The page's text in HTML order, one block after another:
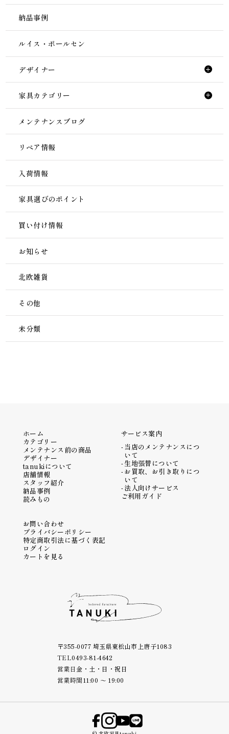
納品事例
ルイス・ポールセン
デザイナー
家具カテゴリー
メンテナンスブログ
リペア情報
入荷情報
家具選びのポイント
買い付け情報
お知らせ
北欧雑貨
その他
未分類
ホーム
カテゴリー
メンテナンス前の商品
デザイナー
tanukiについて
店舗情報
スタッフ紹介
納品事例
読みもの
サービス案内
当店のメンテナンスにつ
いて
生地張替について
お買取、お引き取りにつ
いて
法人向けサービス
ご利用ガイド
お問い合わせ
プライバシーポリシー
特定商取引法に基づく表記
ログイン
カートを見る
〒355-0077 埼玉県東松山市上唐子1083
TEL0493-81-4642
営業日金・土・日・祝日
営業時間11:00 ～ 19:00